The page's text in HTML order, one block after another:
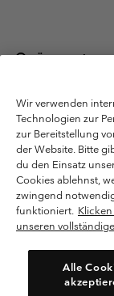
Österreich
Columbia
Bergheim, Salzburg
Datenschutzerklärung
Bestimmungen und
Cookies
Kundenservice: Mo-
(+)43720880525
Wir verwenden
Technologien zur
zur Bereitstellung
der Website. Bitte
du den Einsatz
Cookies ablehnst,
zwingend
funktioniert.
unseren
Alle
Bitte